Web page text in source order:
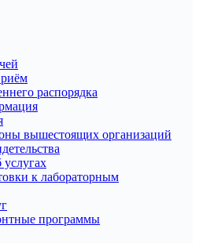
распорядка
вышестоящих организаций
к лабораторным
программы